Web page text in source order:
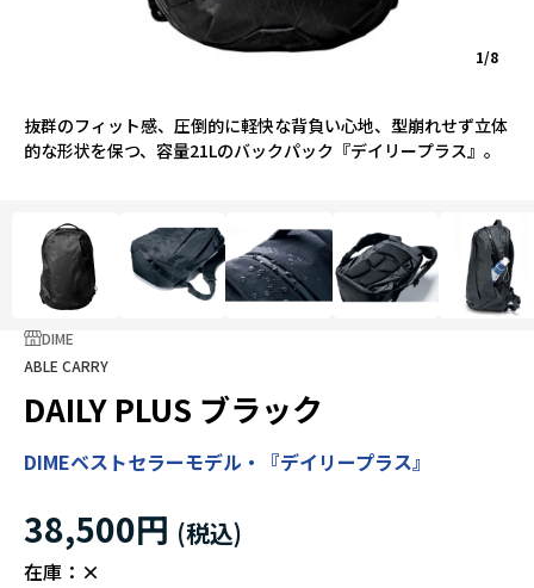
抜群のフィット感、圧倒的に軽快な背負い心地、型崩れせず立体
的な形状を保つ、容量21Lのバックパック『デイリープラス』。
1/8
DIME
ABLE CARRY
DAILY PLUS ブラック
DIMEベストセラーモデル・『デイリープラス』
38,500円
在庫： ×